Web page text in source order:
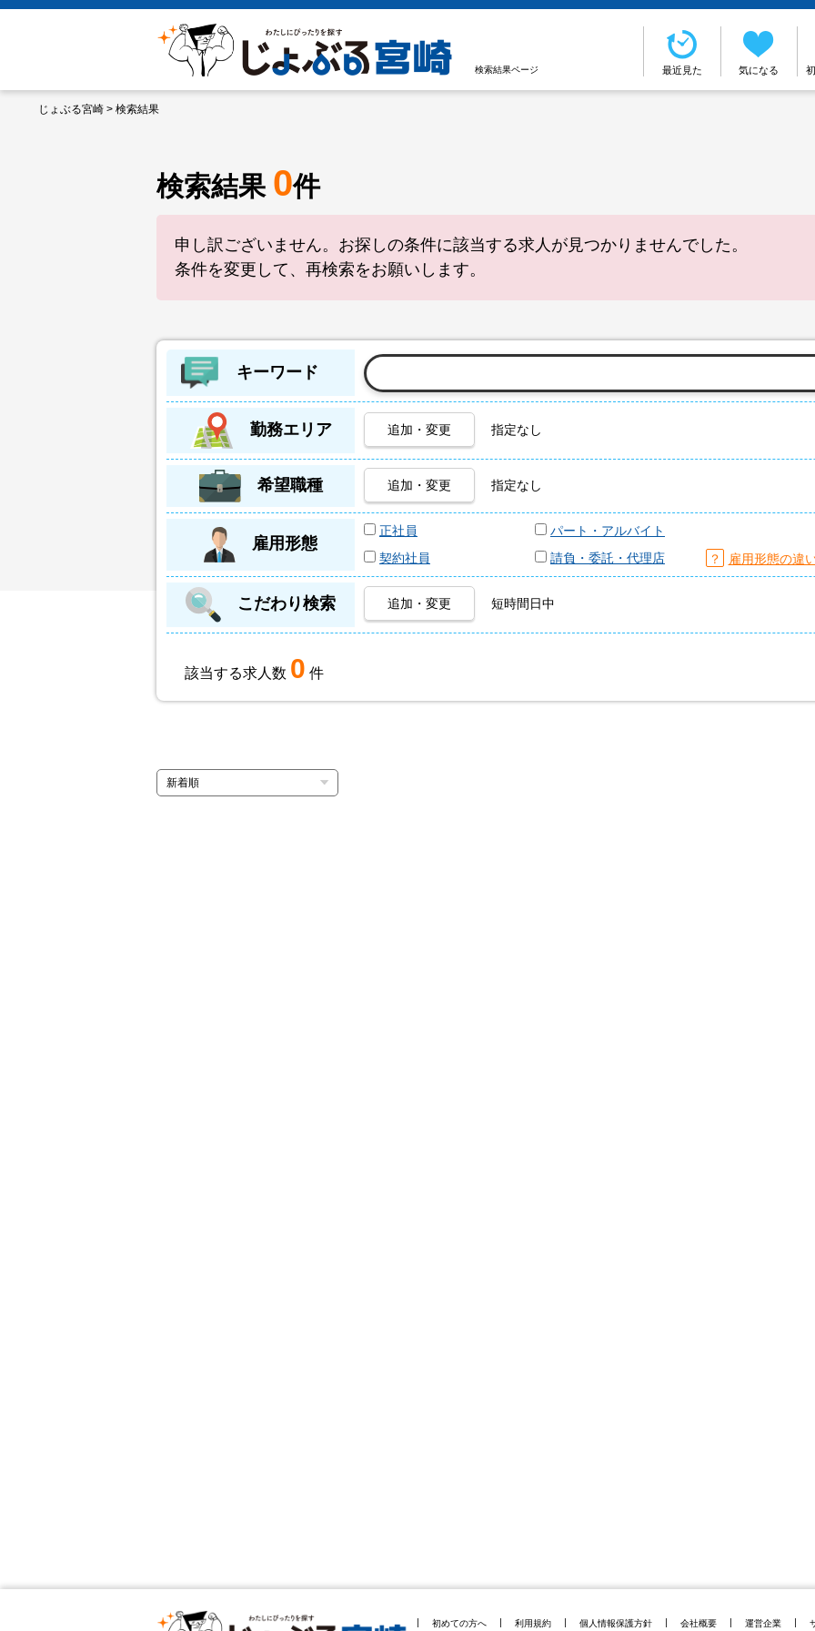
検索結果ページ 最近見た 気になる
じょぶる宮崎 > 検索結果
検索結果 0件
申し訳ございません。お探しの条件に該当する求人が見つかりませんでした。
条件を変更して、再検索をお願いします。
キーワード
勤務エリア 追加・変更 指定なし
希望職種 追加・変更 指定なし
雇用形態
正社員
パート・アルバイト
契約社員
請負・委託・代理店 ？ 雇用形態の違
こだわり検索 追加・変更 短時間日中
該当する求人数 0 件
初めての方へ 利用規約 個人情報保護方針 会社概要 運営企業